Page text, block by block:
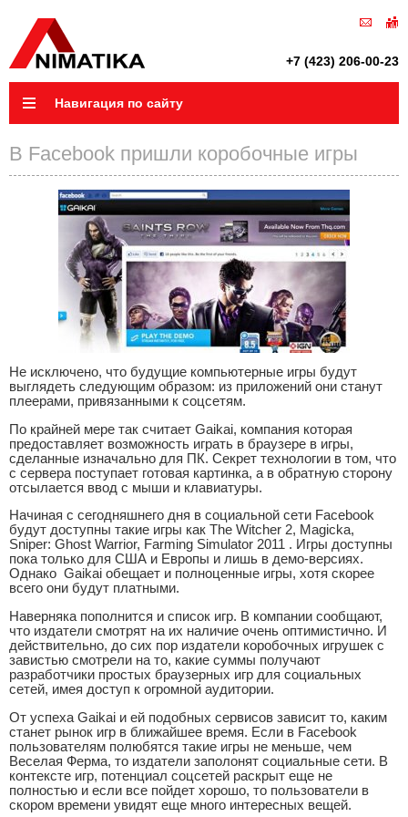
+7 (423) 206-00-23
Навигация по сайту
В Facebook пришли коробочные игры
Не исключено, что будущие компьютерные игры будут
выглядеть следующим образом: из приложений они станут
плеерами, привязанными к соцсетям.
По крайней мере так считает Gaikai, компания которая
предоставляет возможность играть в браузере в игры,
сделанные изначально для ПК. Секрет технологии в том, что
с сервера поступает готовая картинка, а в обратную сторону
отсылается ввод с мыши и клавиатуры.
Начиная с сегодняшнего дня в социальной сети Facebook
будут доступны такие игры как The Witcher 2, Magicka,
Sniper: Ghost Warrior, Farming Simulator 2011 . Игры доступны
пока только для США и Европы и лишь в демо-версиях.
Однако Gaikai обещает и полноценные игры, хотя скорее
всего они будут платными.
Наверняка пополнится и список игр. В компании сообщают,
что издатели смотрят на их наличие очень оптимистично. И
действительно, до сих пор издатели коробочных игрушек с
завистью смотрели на то, какие суммы получают
разработчики простых браузерных игр для социальных
сетей, имея доступ к огромной аудитории.
От успеха Gaikai и ей подобных сервисов зависит то, каким
станет рынок игр в ближайшее время. Если в Facebook
пользователям полюбятся такие игры не меньше, чем
Веселая Ферма, то издатели заполонят социальные сети. В
контексте игр, потенциал соцсетей раскрыт еще не
полностью и если все пойдет хорошо, то пользователи в
скором времени увидят еще много интересных вещей.